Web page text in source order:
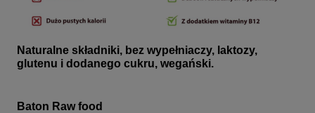
Naturalne składniki, bez wypełniaczy, laktozy,
glutenu i dodanego cukru, wegański.
Baton Raw food